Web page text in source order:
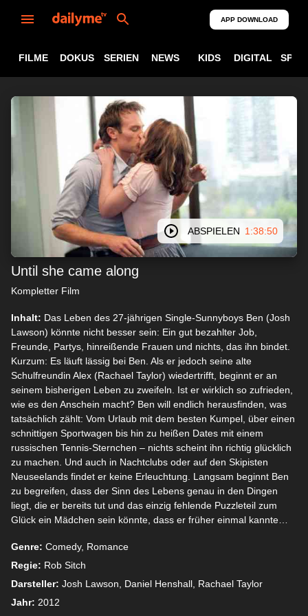
APP DOWNLOAD
FILME DOKUS SERIEN NEWS KIDS DIGITAL
ABSPIELEN 1:38:50
Until she came along
Kompletter Film
Inhalt: Das Leben des 27-jährigen Single-Sunnyboys Ben (Josh
Lawson) könnte nicht besser sein: Ein gut bezahlter Job,
Freunde, Partys, hinreißende Frauen und nichts, das ihn bindet.
Kurzum: Es läuft lässig bei Ben. Als er jedoch seine alte
Schulfreundin Alex (Rachael Taylor) wiedertrifft, beginnt er an
seinem bisherigen Leben zu zweifeln. Ist er wirklich so zufrieden,
wie es den Anschein macht? Ben will endlich herausfinden, was
tatsächlich zählt: Vom Urlaub mit dem besten Kumpel, über einen
schnittigen Sportwagen bis hin zu heißen Dates mit einem
russischen Tennis-Sternchen – nichts scheint ihn richtig glücklich
zu machen. Und auch in Nachtclubs oder auf den Skipisten
Neuseelands findet er keine Erleuchtung. Langsam beginnt Ben
zu begreifen, dass der Sinn des Lebens genau in den Dingen
liegt, die er bereits tut und das einzig fehlende Puzzleteil zum
Glück ein Mädchen sein könnte, dass er früher einmal kannte…
Genre: Comedy, Romance
Regie: Rob Sitch
Darsteller: Josh Lawson, Daniel Henshall, Rachael Taylor
Jahr: 2012